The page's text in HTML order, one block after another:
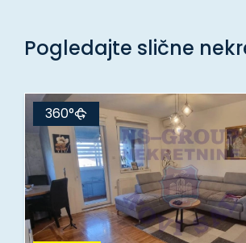
Pogledajte slične
360°